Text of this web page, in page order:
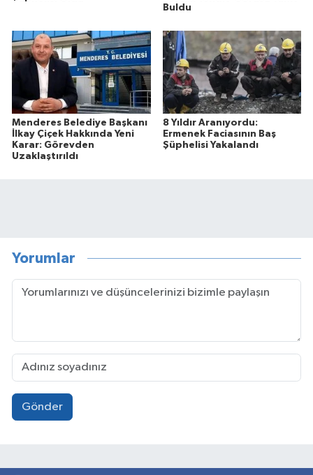
Buldu
Menderes Belediye Başkanı
İlkay Çiçek Hakkında Yeni
Karar: Görevden
Uzaklaştırıldı
8 Yıldır Aranıyordu:
Ermenek Faciasının Baş
Şüphelisi Yakalandı
Yorumlar
Gönder